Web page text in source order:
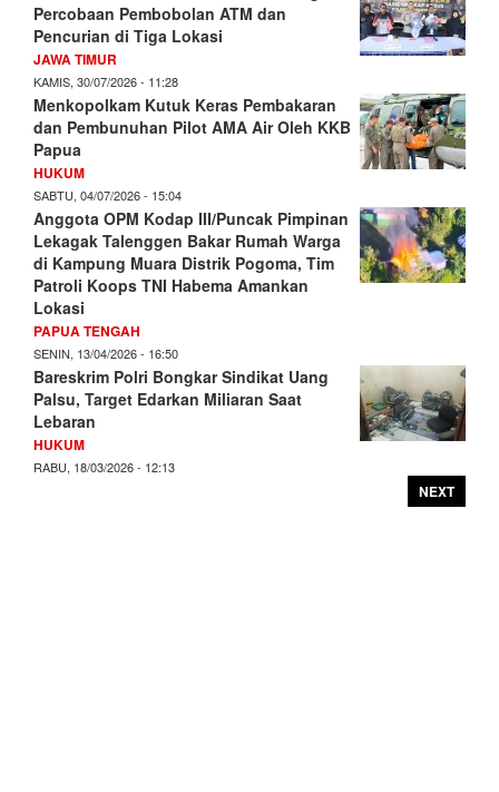
Percobaan Pembobolan ATM dan
Pencurian di Tiga Lokasi
JAWA TIMUR
KAMIS, 30/07/2026 - 11:28
Menkopolkam Kutuk Keras Pembakaran
dan Pembunuhan Pilot AMA Air Oleh KKB
Papua
HUKUM
SABTU, 04/07/2026 - 15:04
Anggota OPM Kodap III/Puncak Pimpinan
Lekagak Talenggen Bakar Rumah Warga
di Kampung Muara Distrik Pogoma, Tim
Patroli Koops TNI Habema Amankan
Lokasi
PAPUA TENGAH
SENIN, 13/04/2026 - 16:50
Bareskrim Polri Bongkar Sindikat Uang
Palsu, Target Edarkan Miliaran Saat
Lebaran
HUKUM
RABU, 18/03/2026 - 12:13
NEXT